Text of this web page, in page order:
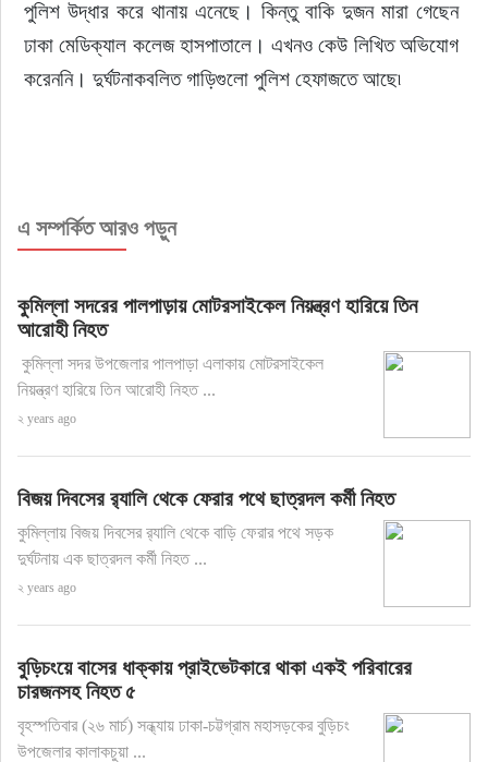
পুলিশ উদ্ধার করে থানায় এনেছে। কিন্তু বাকি দুজন মারা গেছেন
ঢাকা মেডিক্যাল কলেজ হাসপাতালে। এখনও কেউ লিখিত অভিযোগ
করেননি। দুর্ঘটনাকবলিত গাড়িগুলো পুলিশ হেফাজতে আছে৷
এ সম্পর্কিত আরও পড়ুন
কুমিল্লা সদরের পালপাড়ায় মোটরসাইকেল নিয়ন্ত্রণ হারিয়ে তিন
আরোহী নিহত
কুমিল্লা সদর উপজেলার পালপাড়া এলাকায় মোটরসাইকেল
নিয়ন্ত্রণ হারিয়ে তিন আরোহী নিহত ...
২ years ago
বিজয় দিবসের র‌্যালি থেকে ফেরার পথে ছাত্রদল কর্মী নিহত
কুমিল্লায় বিজয় দিবসের র‌্যালি থেকে বাড়ি ফেরার পথে সড়ক
দুর্ঘটনায় এক ছাত্রদল কর্মী নিহত ...
২ years ago
বুড়িচংয়ে বাসের ধাক্কায় প্রাইভেটকারে থাকা একই পরিবারের
চারজনসহ নিহত ৫
বৃহস্পতিবার (২৬ মার্চ) সন্ধ্যায় ঢাকা-চট্টগ্রাম মহাসড়কের বুড়িচং
উপজেলার কালাকচুয়া ...